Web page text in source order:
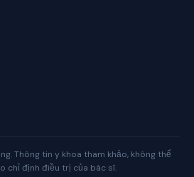
Thông tin y khoa tham khảo, không thể
chỉ định điều trị của bác sĩ.